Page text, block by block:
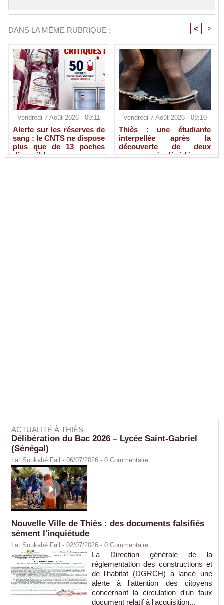
DANS LA MÊME RUBRIQUE : < >
Vendredi 7 Août 2026 - 09:11
Alerte sur les réserves de
sang : le CNTS ne dispose
plus que de 13 poches
disponibles
Vendredi 7 Août 2026 - 09:10
Thiès : une étudiante
interpellée après la
découverte de deux
nouveau-nés décédés
ACTUALITÉ À THIÈS
Délibération du Bac 2026 – Lycée Saint-Gabriel
(Sénégal)
Lat Soukabé Fall - 06/07/2026 - 0 Commentaire
Nouvelle Ville de Thiès : des documents falsifiés
sèment l'inquiétude
Lat Soukabé Fall - 02/07/2026 - 0 Commentaire
La Direction générale de la
réglementation des constructions et
de l'habitat (DGRCH) a lancé une
alerte à l'attention des citoyens
concernant la circulation d'un faux
document relatif à l'acquisition...